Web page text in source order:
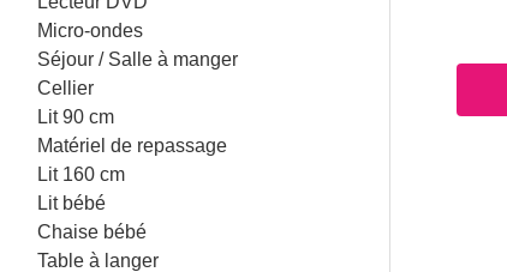
Micro-ondes
Séjour / Salle à manger
Cellier
Lit 90 cm
Matériel de repassage
Lit 160 cm
Lit bébé
Chaise bébé
Table à langer